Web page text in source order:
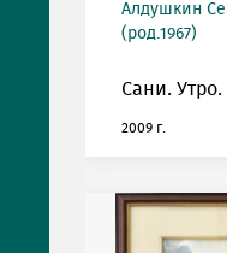
Алдушкин
(род.1967)
Сани. Утро.
2009 г.